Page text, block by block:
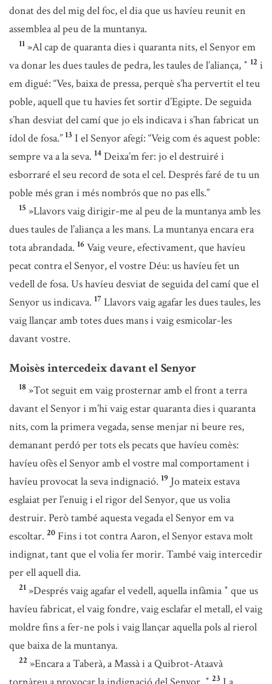
donat des del mig del foc, el dia que us havíeu reunit en
assemblea al peu de la muntanya.
11 »Al cap de quaranta dies i quaranta nits, el Senyor em
va donar les dues taules de pedra, les taules de l’aliança, * 12 i
em digué: “Ves, baixa de pressa, perquè s’ha pervertit el teu
poble, aquell que tu havies fet sortir d’Egipte. De seguida
s’han desviat del camí que jo els indicava i s’han fabricat un
ídol de fosa.” 13 I el Senyor afegí: “Veig com és aquest poble:
sempre va a la seva. 14 Deixa’m fer: jo el destruiré i
esborraré el seu record de sota el cel. Després faré de tu un
poble més gran i més nombrós que no pas ells.”
15 »Llavors vaig dirigir-me al peu de la muntanya amb les
dues taules de l’aliança a les mans. La muntanya encara era
tota abrandada. 16 Vaig veure, efectivament, que havíeu
pecat contra el Senyor, el vostre Déu: us havíeu fet un
vedell de fosa. Us havíeu desviat de seguida del camí que el
Senyor us indicava. 17 Llavors vaig agafar les dues taules, les
vaig llançar amb totes dues mans i vaig esmicolar-les
davant vostre.
Moisès intercedeix davant el Senyor
18 »Tot seguit em vaig prosternar amb el front a terra
davant el Senyor i m’hi vaig estar quaranta dies i quaranta
nits, com la primera vegada, sense menjar ni beure res,
demanant perdó per tots els pecats que havíeu comès:
havíeu ofès el Senyor amb el vostre mal comportament i
havíeu provocat la seva indignació. 19 Jo mateix estava
esglaiat per l’enuig i el rigor del Senyor, que us volia
destruir. Però també aquesta vegada el Senyor em va
escoltar. 20 Fins i tot contra Aaron, el Senyor estava molt
indignat, tant que el volia fer morir. També vaig intercedir
per ell aquell dia.
21 »Després vaig agafar el vedell, aquella infàmia * que us
havíeu fabricat, el vaig fondre, vaig esclafar el metall, el vaig
moldre fins a fer-ne pols i vaig llançar aquella pols al rierol
que baixa de la muntanya.
22 »Encara a Taberà, a Massà i a Quibrot-Ataavà
* 23